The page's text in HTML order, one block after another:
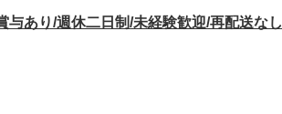
与あり/週休二日制/未経験歓迎/再配送なし